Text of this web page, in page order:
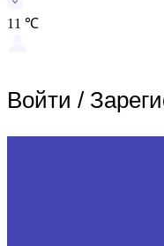
11 ℃
Войти /